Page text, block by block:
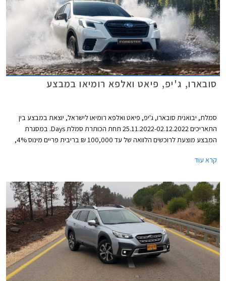
סובארו, ג'יפ, פיאט ואלפא רומיאו במבצע
סמלת, יבואנית סובארו, ג'יפ, פיאט ואלפא רומיאו לישראל, יוצאת במבצע בין
התאריכים 25.11.2022-02.12.2022 תחת הכותרת סמלת Days. במסגרת
המבצע מוצעת לרוכשים הלוואה של עד 100,000 ₪ בריבית פריים מינוס 4%,
וכוללים עמלת הקמה בסך 1.5% ממחיר הרכב ודמי משכון ושעבוד בסך 350 ₪,
שניהם בצירוף מע"מ.
קרא עוד